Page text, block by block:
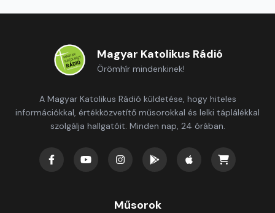
Magyar Katolikus Rádió
Örömhír mindenkinek!
A Magyar Katolikus Rádió küldetése, hogy hiteles
információkkal, értékközvetítő műsorokkal és lelki táplálékkal
szolgálja hallgatóit. Minden nap, 24 órában.
Műsorok